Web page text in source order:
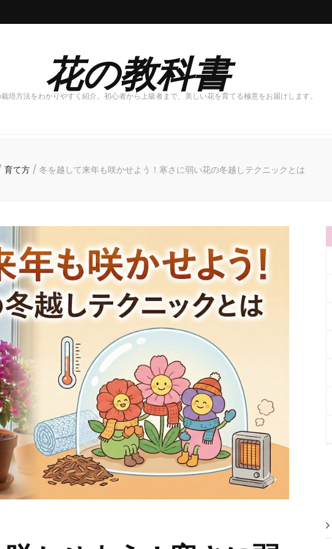
花の教科書
培方法をわかりやすく紹介。初心者から上級者まで、美しい花を育てる極意をお届けします。
育て方 / 冬を越して来年も咲かせよう！寒さに弱い花の冬越しテクニックとは